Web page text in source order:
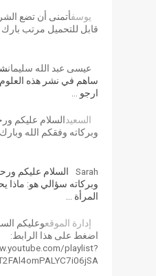
يوسف
قابل للتحميل مرتب بارك
عيسى عبد الله سليمان
ساهم في نشر هذه العلوم
ارجو …
السعيدالسلام عليكم
وبركاته وفقكم الله
Sarah
السلام عليكم
وبركاته سؤالي هو: ماذا
المرأة …
إدارة الموقعوعليكم
اضغط على هذا الرابط:
playlist?